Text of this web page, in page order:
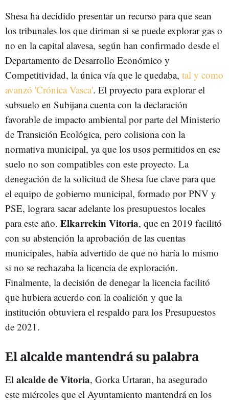
Shesa ha decidido presentar un recurso para que sean
los tribunales los que diriman si se puede explorar gas o
no en la capital alavesa, según han confirmado desde el
Departamento de Desarrollo Económico y
Competitividad, la única vía que le quedaba, tal y como
avanzó 'Crónica Vasca'. El proyecto para explorar el
subsuelo en Subijana cuenta con la declaración
favorable de impacto ambiental por parte del Ministerio
de Transición Ecológica, pero colisiona con la
normativa municipal, ya que los usos permitidos en ese
suelo no son compatibles con este proyecto. La
denegación de la solicitud de Shesa fue clave para que
el equipo de gobierno municipal, formado por PNV y
PSE, lograra sacar adelante los presupuestos locales
para este año. Elkarrekin Vitoria, que en 2019 facilitó
con su abstención la aprobación de las cuentas
municipales, había advertido de que no haría lo mismo
si no se rechazaba la licencia de exploración.
Finalmente, la decisión de denegar la licencia facilitó
que hubiera acuerdo con la coalición y que la
institución obtuviera el respaldo para los Presupuestos
de 2021.
El alcalde mantendrá su palabra
El alcalde de Vitoria, Gorka Urtaran, ha asegurado
este miércoles que el Ayuntamiento mantendrá en los